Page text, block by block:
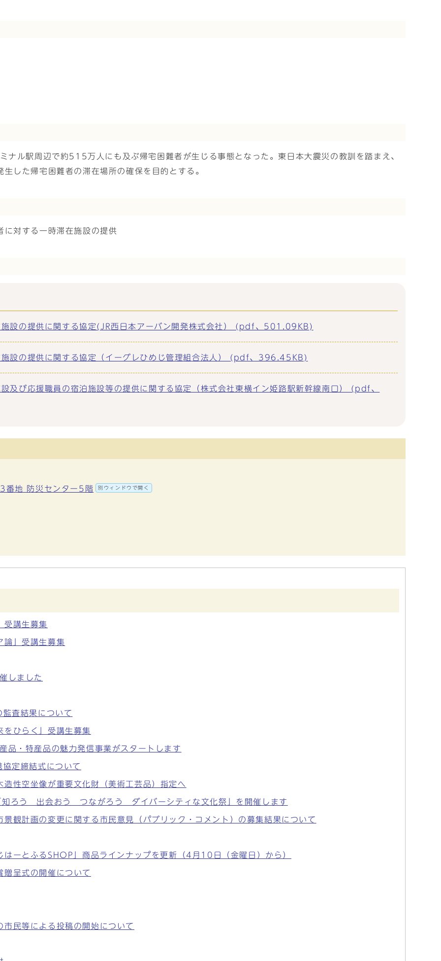
ナル駅周辺で約515万人にも及ぶ帰宅困難者が生じる事態となった。東日本大震災の教訓を踏まえ、
した帰宅困難者の滞在場所の確保を目的とする。
に対する一時滞在施設の提供
施設の提供に関する協定(JR西日本アーバン開発株式会社） (pdf、501.09KB)
施設の提供に関する協定（イーグレひめじ管理組合法人） (pdf、396.45KB)
及び応援職員の宿泊施設等の提供に関する協定（株式会社東横イン姫路駅新幹線南口） (pdf、
地 防災センター5階 別ウィンドウで開く
受講生募集
論」受講生募集
しました
査結果について
をひらく」受講生募集
品・特産品の魅力発信事業がスタートします
定締結式について
性空坐像が重要文化財（美術工芸品）指定へ
知ろう 出会おう つながろう ダイバーシティな文化祭」を開催します
観計画の変更に関する市民意見（パブリック・コメント）の募集結果について
ーとふるSHOP」商品ラインナップを更新（4月10日（金曜日）から）
贈呈式の開催について
民等による投稿の開始について